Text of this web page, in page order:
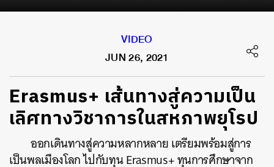
VIDEO
JUN 26, 2021
Erasmus+ เส้นทางสู่ความเป็น
เลิศทางวิชาการในสหภาพยุโรป
ออกเดินทางสู่ความหลากหลาย เตรียมพร้อมสู่การ
เป็นพลเมืองโลก ไปกับทุน Erasmus+ ทุนการศึกษาจาก